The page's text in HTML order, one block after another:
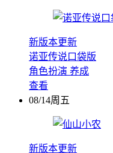
新版本更新
诺亚传说口袋版
角色扮演 养成
查看
08/14周五
新版本更新